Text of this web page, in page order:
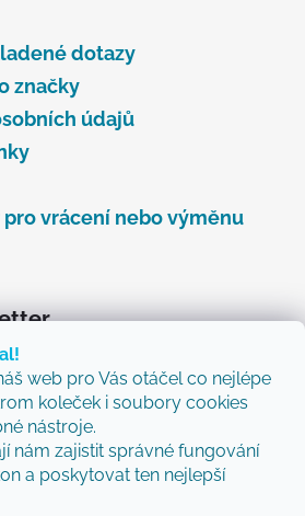
web pro Vás otáčel co nejlépe
koleček i soubory cookies
nástroje.
nám zajistit správné fungování
a poskytovat ten nejlepší
dotazy
značky
údajů
vrácení nebo výměnu
vám budeme zasílat informace
na našem e-shopu.
Vám budeme zasílat ty nejlepší